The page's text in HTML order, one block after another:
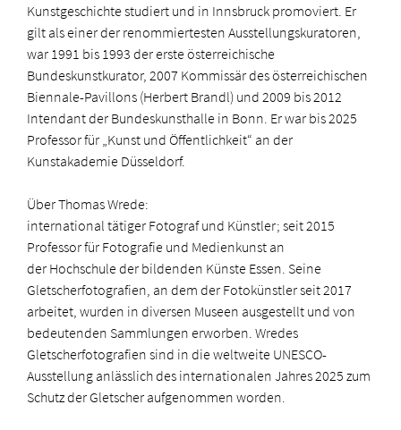
Kunstgeschichte studiert und in Innsbruck promoviert. Er
gilt als einer der renommiertesten Ausstellungskuratoren,
war 1991 bis 1993 der erste österreichische
Bundeskunstkurator, 2007 Kommissär des österreichischen
Biennale-Pavillons (Herbert Brandl) und 2009 bis 2012
Intendant der Bundeskunsthalle in Bonn. Er war bis 2025
Professor für „Kunst und Öffentlichkeit“ an der
Kunstakademie Düsseldorf.
Über Thomas Wrede:
international tätiger Fotograf und Künstler; seit 2015
Professor für Fotografie und Medienkunst an
derHochschule der bildenden Künste Essen. Seine
Gletscherfotografien, an dem der Fotokünstler seit 2017
arbeitet, wurden in diversen Museen ausgestellt und von
bedeutenden Sammlungen erworben.Wredes
Gletscherfotografien sind in die weltweite UNESCO-
Ausstellung anlässlich des internationalen Jahres 2025 zum
Schutz der Gletscher aufgenommen worden.